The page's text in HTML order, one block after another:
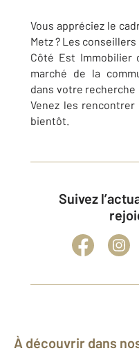
Vous appréciez le
Metz ? Les conseillers
Côté Est Immobilier
marché de la
dans votre recherche
Venez les rencontrer
bientôt.
Suivez l’actualité immobilière et
À découvrir dans